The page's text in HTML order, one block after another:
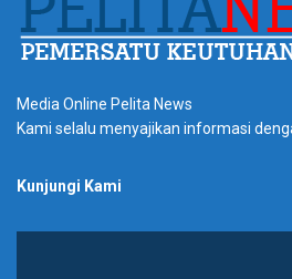
Media Online Pelita News
Kami selalu menyajikan informasi
Kunjungi Kami